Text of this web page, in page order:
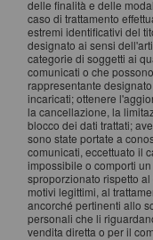
delle finalità e delle
caso di trattamento
estremi identificativi del
designato ai sensi
categorie di soggetti ai
comunicati o che
rappresentante
incaricati; ottenere
la cancellazione, la
blocco dei dati trattati;
sono state portate a
comunicati, eccettuato il
impossibile o comporti
sproporzionato rispetto
motivi legittimi, al
ancorché pertinenti allo
personali che li
vendita diretta o per il